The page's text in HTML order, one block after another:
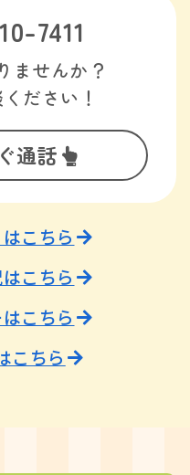
7411
ませんか？
ださい！
通話
こちら
こちら
こちら
こちら